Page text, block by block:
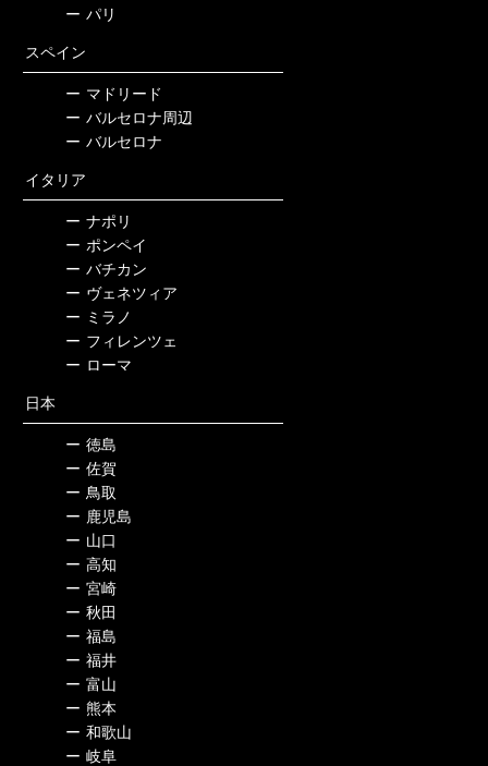
ー パリ
スペイン
ー マドリード
ー バルセロナ周辺
ー バルセロナ
イタリア
ー ナポリ
ー ポンペイ
ー バチカン
ー ヴェネツィア
ー ミラノ
ー フィレンツェ
ー ローマ
日本
ー 徳島
ー 佐賀
ー 鳥取
ー 鹿児島
ー 山口
ー 高知
ー 宮崎
ー 秋田
ー 福島
ー 福井
ー 富山
ー 熊本
ー 和歌山
ー 岐阜